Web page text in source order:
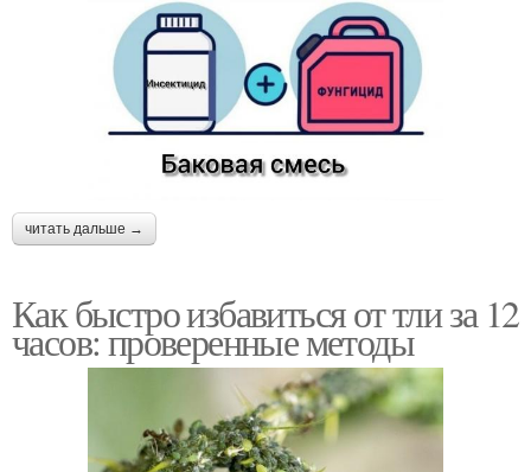
читать дальше →
Как быстро избавиться от тли за 12
часов: проверенные методы